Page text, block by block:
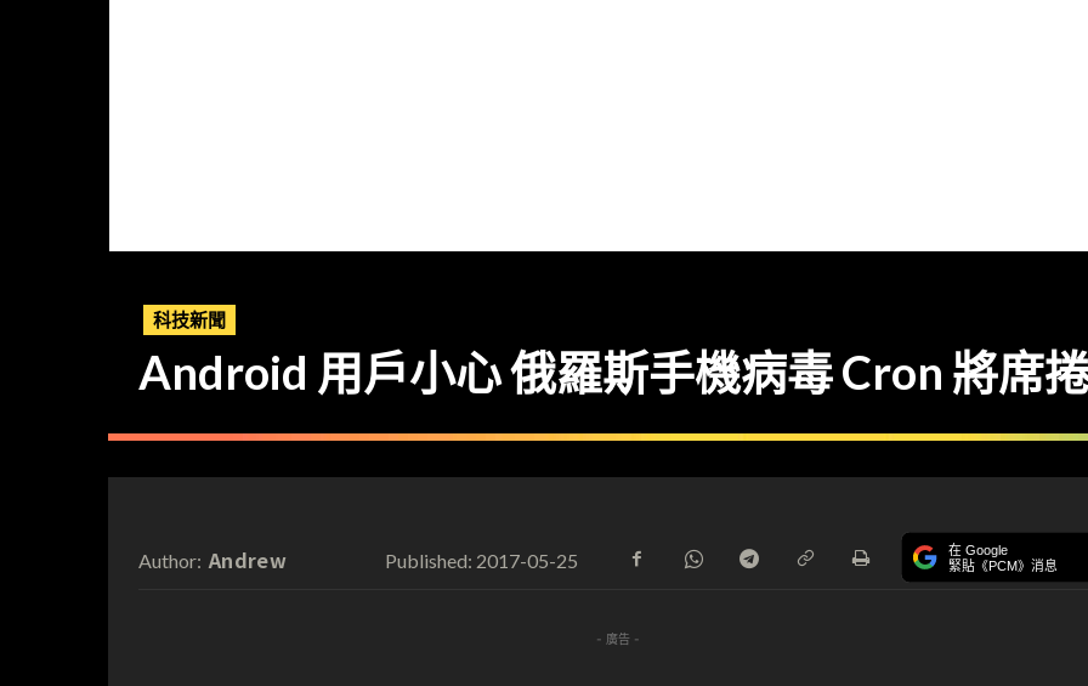
科技新聞
Android 用戶小心 俄羅斯手機病毒 Cron 將席
Author: Andrew Published: 2017-05-25 在 Google
緊貼《PCM》消息
- 廣告 -